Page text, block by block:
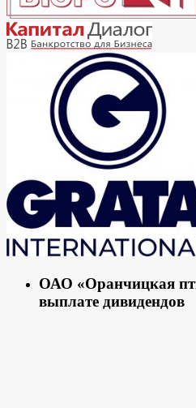
ОАО «Оранчицкая
выплате дивидендов